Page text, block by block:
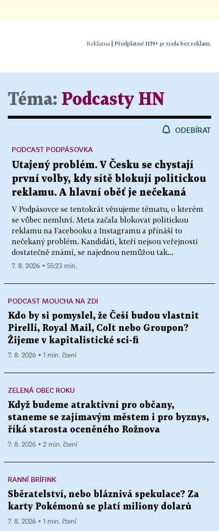
| Předplatné HN+ je zcela bez reklam.
Téma: Podcasty HN
ODEBÍRAT
Utajený problém. V Česku se chystají
první volby, kdy sítě blokují politickou
reklamu. A hlavní oběť je nečekaná
V Podpásovce se tentokrát věnujeme tématu, o kterém
se vůbec nemluví. Meta začala blokovat politickou
reklamu na Facebooku a Instagramu a přináší to
nečekaný problém. Kandidáti, kteří nejsou veřejnosti
dostatečně známí, se najednou nemůžou tak...
PODCAST PODPÁSOVKA
7. 8. 2026 ▪ 55:23 min.
PODCAST MOUCHA NA ZDI
Kdo by si pomyslel, že Češi budou vlastnit
Pirelli, Royal Mail, Colt nebo Groupon?
Žijeme v kapitalistické sci-fi
7. 8. 2026 ▪ 1 min. čtení
ZELENÁ OBEC ROKU
Když budeme atraktivní pro občany,
staneme se zajímavým městem i pro byznys,
říká starosta oceněného Rožnova
7. 8. 2026 ▪ 2 min. čtení
RANNÍ BRÍFINK
Sběratelství, nebo bláznivá spekulace? Za
karty Pokémonů se platí miliony dolarů
7. 8. 2026 ▪ 1 min. čtení